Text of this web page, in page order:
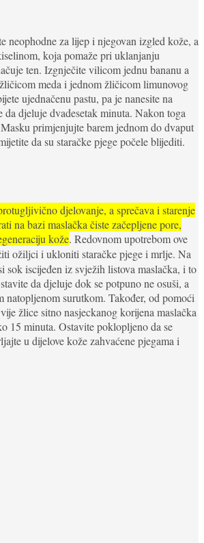
neophodne za lijep i njegovan izgled kože, a
koja pomaže pri uklanjanju
ten. Izgnječite vilicom jednu bananu a
meda i jednom žličicom limunovog
ujednačenu pastu, pa je nanesite na
da djeluje dvadesetak minuta. Nakon toga
primjenjujte barem jednom do dvaput
da su staračke pjege počele blijediti.
djelovanje, a sprečava i starenje
na bazi maslačka čiste začepljene pore,
kože. Redovnom upotrebom ove
ožiljci i ukloniti staračke pjege i mrlje. Na
sok iscijeđen iz svježih listova maslačka, i to
da djeluje dok se potpuno ne osuši, a
natopljenom surutkom. Također, od pomoći
žlice sitno nasjeckanog korijena maslačka
15 minuta. Ostavite poklopljeno da se
u dijelove kože zahvaćene pjegama i